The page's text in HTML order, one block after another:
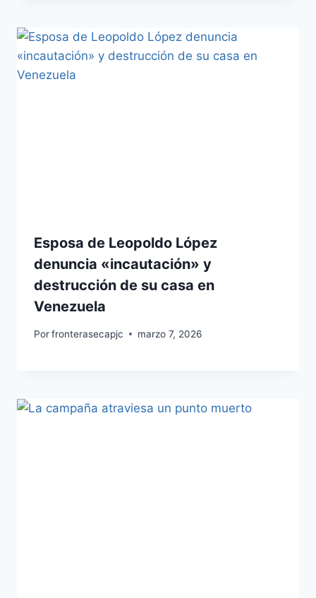
Esposa de Leopoldo López
denuncia «incautación» y
destrucción de su casa en
Venezuela
Porfronterasecapjc marzo 7, 2026